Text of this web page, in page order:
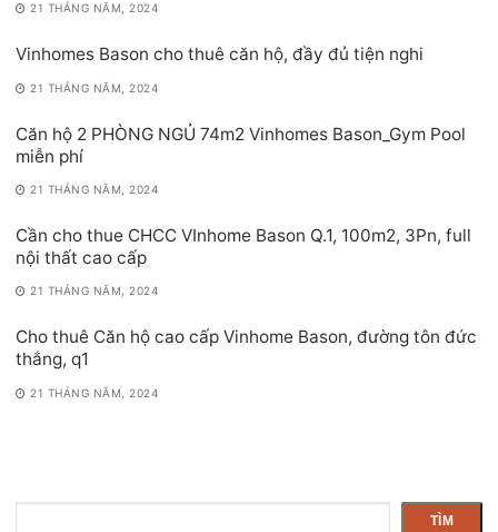
21 THÁNG NĂM, 2024
Vinhomes Bason cho thuê căn hộ, đầy đủ tiện nghi
21 THÁNG NĂM, 2024
Căn hộ 2 PHÒNG NGỦ 74m2 Vinhomes Bason_Gym Pool
miễn phí
21 THÁNG NĂM, 2024
Cần cho thue CHCC VInhome Bason Q.1, 100m2, 3Pn, full
nội thất cao cấp
21 THÁNG NĂM, 2024
Cho thuê Căn hộ cao cấp Vinhome Bason, đường tôn đức
thắng, q1
21 THÁNG NĂM, 2024
TÌM